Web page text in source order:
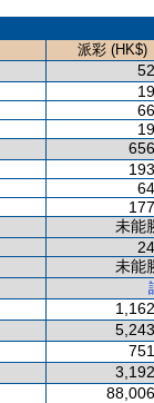
派彩 (HK$)
未能
未能